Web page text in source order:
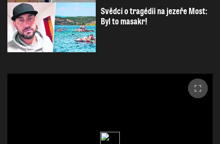
Svědci o tragédii na jezeře Most:
Byl to masakr!